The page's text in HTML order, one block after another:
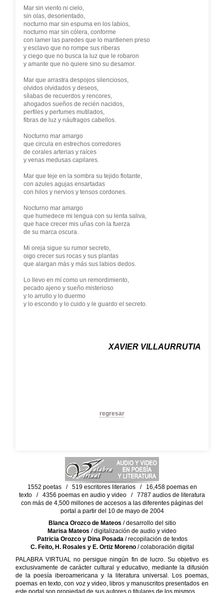
Mar sin viento ni cielo,
sin olas, desorientado,
nocturno mar sin espuma en los labios,
nocturno mar sin cólera, conforme
con lamer las paredes que lo mantienen preso
y esclavo que no rompe sus riberas
y ciego que no busca la luz que le robaron
y amante que no quiere sino su desamor.
Mar que arrastra despojos silenciosos,
olvidos olvidados y deseos,
sílabas de recuerdos y rencores,
ahogados sueños de recién nacidos,
perfiles y perfumes mutilados,
fibras de luz y náufragos cabellos.
Nocturno mar amargo
que circula en estrechos corredores
de corales arterias y raíces
y venas medusas capilares.
Mar que teje en la sombra su tejido flotante,
con azules agujas ensartadas
con hilos y nervios y tensos cordones.
Nocturno mar amargo
que humedece mi lengua con su lenta saliva,
que hace crecer mis uñas con la fuerza
de su marca oscura.
Mi oreja sigue su rumor secreto,
oigo crecer sus rocas y sus plantas
que alargan más y más sus labios dedos.
Lo llevo en mí como un remordimiento,
pecado ajeno y sueño misterioso
y lo arrullo y lo duermo
y lo escondo y lo cuido y le guardo el secreto.
XAVIER VILLAURRUTIA
regresar
1552 poetas / 519 escritores literarios / 16,458 poemas en
texto / 4356 poemas en audio y video / 7787 audios de literatura
con más de 4,500 millones de accesos a las diferentes páginas del
portal a partir del 10 de mayo de 2004
Blanca Orozco de Mateos / desarrollo del sitio
Marisa Mateos / digitalización de audio y video
Patricia Orozco y Dina Posada/ recopilación de textos
C. Feito, H. Rosales y E. Ortiz Moreno/ colaboración digital
PALABRA VIRTUAL no persigue ningún fin de lucro. Su objetivo es
exclusivamente de carácter cultural y educativo, mediante la difusión
de la poesía iberoamericana y la literatura universal. Los poemas,
poemas en texto, con voz y video, libros y manuscritos presentados en
este portal son propiedad de sus autores o titulares de los mismos.